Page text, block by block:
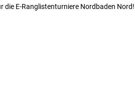
E-Ranglistenturniere Nordbaden Nord!